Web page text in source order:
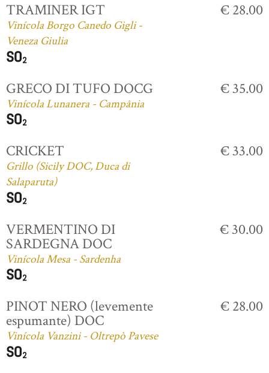
TRAMINER IGT
Vinícola Borgo Canedo Gigli -
Veneza Giulia
€ 28.00
GRECO DI TUFO DOCG
Vinícola Lunanera - Campânia
€ 35.00
CRICKET
Grillo (Sicily DOC, Duca di
Salaparuta)
€ 33.00
VERMENTINO DI
SARDEGNA DOC
Vinícola Mesa - Sardenha
€ 30.00
PINOT NERO (levemente
espumante) DOC
Vinícola Vanzini - Oltrepò Pavese
€ 28.00